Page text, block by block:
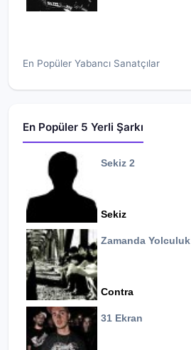
En Popüler Yabancı Sanatçılar
En Popüler 5 Yerli Şarkı
Sekiz 2
Sekiz
Zamanda Yolculuk
Contra
31 Ekran